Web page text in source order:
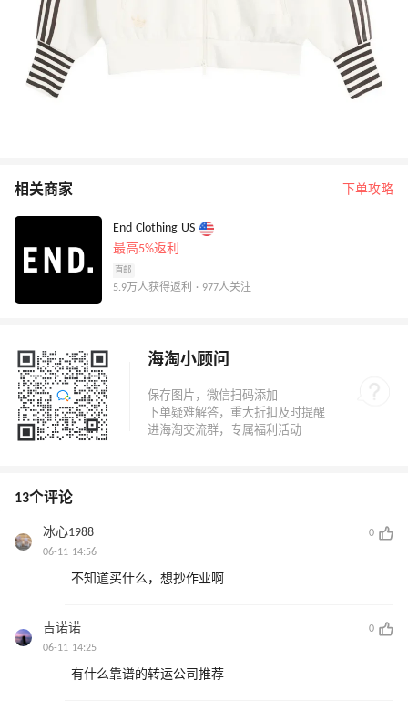
相关商家 下单攻略
End Clothing US
最高5%返利
直邮
5.9万人获得返利 · 977人关注
海淘小顾问
13个评论
冰心1988
0
06-11 14:56
不知道买什么，想抄作业啊
吉诺诺
0
06-11 14:25
有什么靠谱的转运公司推荐